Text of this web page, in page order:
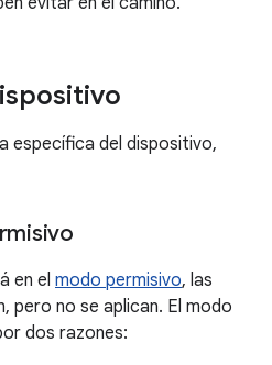
específica del dispositivo,
en el modo permisivo, las
pero no se aplican. El modo
dos razones: